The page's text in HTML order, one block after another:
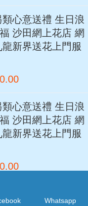
心意送禮 生日浪
沙田網上花店 網
龍新界送花上門服
心意送禮 生日浪
沙田網上花店 網
龍新界送花上門服
滿天星花束 另類
Whatsapp